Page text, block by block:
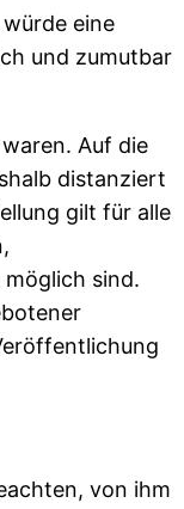
eine
und zumutbar
Auf die
distanziert
gilt für alle
sind.
von ihm